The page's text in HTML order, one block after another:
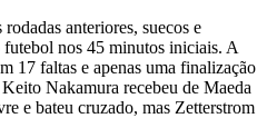
anteriores, suecos e
futebol nos 45 minutos iniciais. A
17 faltas e apenas uma finalização
Nakamura recebeu de Maeda
e bateu cruzado, mas Zetterstrom